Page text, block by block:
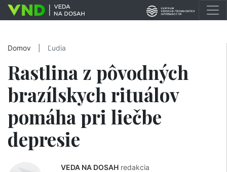
Domov Ľudia
Rastlina z pôvodných
brazílskych rituálov
pomáha pri liečbe
depresie
VEDA NA DOSAH redakcia